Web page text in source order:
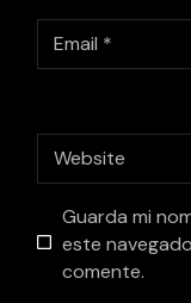
Guarda mi
este
comente.